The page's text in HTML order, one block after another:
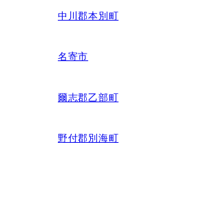
中川郡本別町
名寄市
爾志郡乙部町
野付郡別海町